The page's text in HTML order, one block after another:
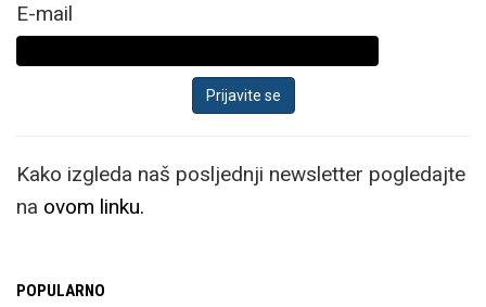
E-mail
Kako izgleda naš posljednji newsletter pogledajte
na ovom linku.
POPULARNO